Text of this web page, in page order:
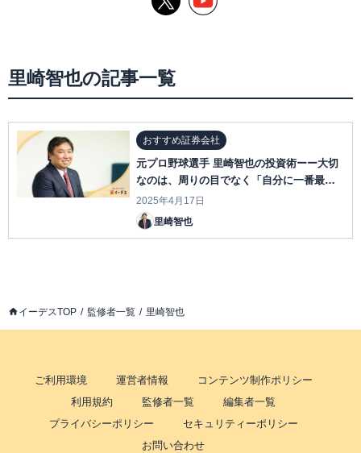
里崎智也の記事一覧
おすすめ証券会社
元プロ野球選手 里崎智也の投資術ーー大切
なのは、周りの目でなく「自分に一番最適
なこと」
2025年4月17日
里崎智也
イーデスTOP 監修者一覧 里崎智也
ご利用環境 運営者情報
コンテンツ制作ポリシー
利用規約
監修者一覧
編集者一覧
プライバシーポリシー
セキュリティーポリシー
お問い合わせ